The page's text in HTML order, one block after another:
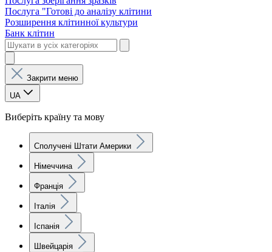
Послуга "Готові до аналізу клітини
Розширення клітинної культури
Банк клітин
Закрити меню
UA
Виберіть країну та мову
Сполучені Штати Америки
Німеччина
Франція
Італія
Іспанія
Швейцарія